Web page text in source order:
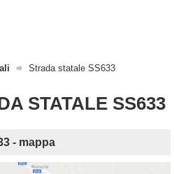
Strada statale SS633
STATALE SS633
- mappa